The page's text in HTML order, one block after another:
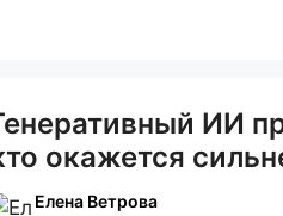
ИИ
окажется
Елена Ветрова